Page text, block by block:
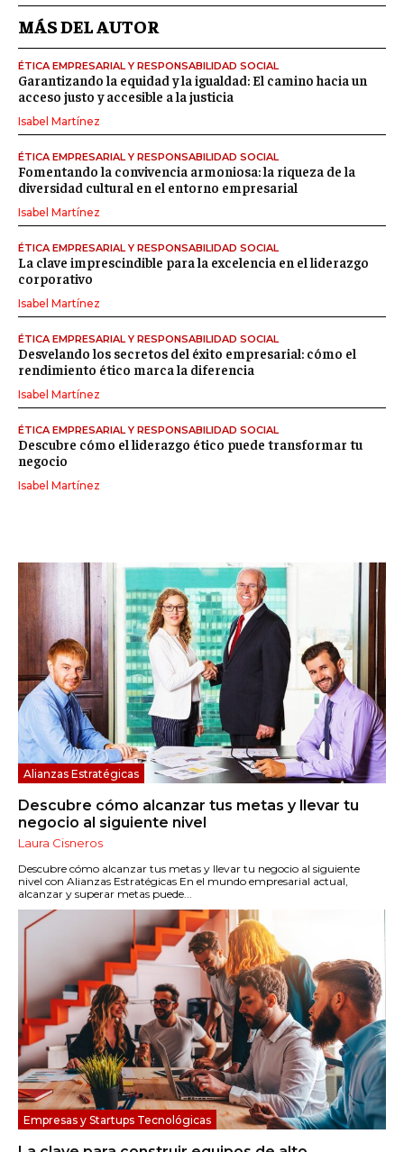
Alianzas Estratégicas
Descubre cómo alcanzar tus metas y llevar tu
negocio al siguiente nivel
Laura Cisneros
Descubre cómo alcanzar tus metas y llevar tu negocio al siguiente
nivel con Alianzas Estratégicas En el mundo empresarial actual,
alcanzar y superar metas puede...
Empresas y Startups Tecnológicas
MÁS DEL AUTOR
ÉTICA EMPRESARIAL Y RESPONSABILIDAD SOCIAL
Garantizando la equidad y la igualdad: El camino hacia un
acceso justo y accesible a la justicia
Isabel Martínez
ÉTICA EMPRESARIAL Y RESPONSABILIDAD SOCIAL
Fomentando la convivencia armoniosa: la riqueza de la
diversidad cultural en el entorno empresarial
Isabel Martínez
ÉTICA EMPRESARIAL Y RESPONSABILIDAD SOCIAL
La clave imprescindible para la excelencia en el liderazgo
corporativo
Isabel Martínez
ÉTICA EMPRESARIAL Y RESPONSABILIDAD SOCIAL
Desvelando los secretos del éxito empresarial: cómo el
rendimiento ético marca la diferencia
Isabel Martínez
ÉTICA EMPRESARIAL Y RESPONSABILIDAD SOCIAL
Descubre cómo el liderazgo ético puede transformar tu
negocio
Isabel Martínez